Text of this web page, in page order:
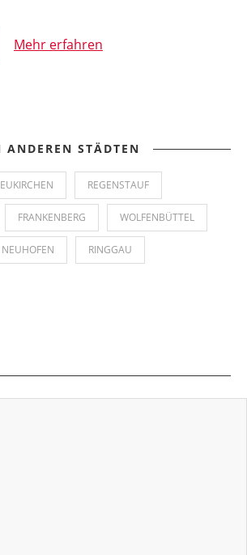
Mehr erfahren
STÄDTEN
REGENSTAUF
FRANKENBERG WOLFENBÜTTEL
NEUHOFEN RINGGAU